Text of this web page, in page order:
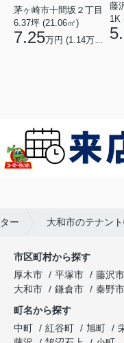
茅ヶ崎市十間坂２丁目
6.37坪 (21.06㎡)
7.25万円 (1.14万円/坪)
藤
1K
ー 大和市のテナン
市区町村から探す
厚木市
平塚市 藤沢市
大和市
鎌倉市 秦野市
町名から探す
中町
紅谷町 旭町